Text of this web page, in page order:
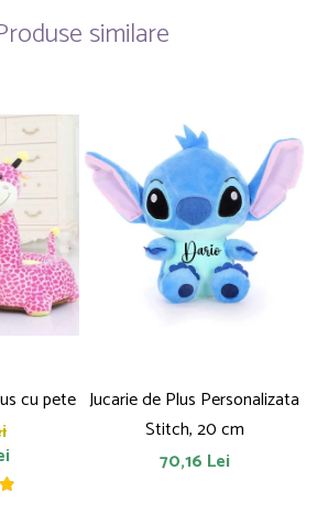
similare
cu pete Jucarie de Plus Personalizata
Stitch, 20 cm
70,16 Lei